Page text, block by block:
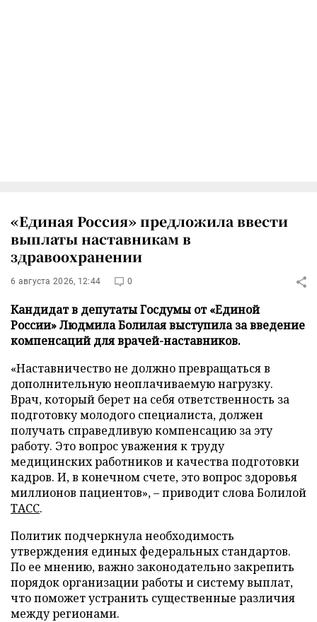
«Единая Россия» предложила ввести
выплаты наставникам в
здравоохранении
6 августа 2026, 12:44 0
Кандидат в депутаты Госдумы от «Единой
России» Людмила Болилая выступила за введение
компенсаций для врачей-наставников.
«Наставничество не должно превращаться в
дополнительную неоплачиваемую нагрузку.
Врач, который берет на себя ответственность за
подготовку молодого специалиста, должен
получать справедливую компенсацию за эту
работу. Это вопрос уважения к труду
медицинских работников и качества подготовки
кадров. И, в конечном счете, это вопрос здоровья
миллионов пациентов», – приводит слова Болилой
ТАСС.
Политик подчеркнула необходимость
утверждения единых федеральных стандартов.
По ее мнению, важно законодательно закрепить
порядок организации работы и систему выплат,
что поможет устранить существенные различия
между регионами.